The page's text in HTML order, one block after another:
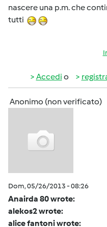
nascere una p.m. che
tutti
Accedi o
Anonimo (non verificato)
Dom, 05/26/2013 - 08:26
Anairda 80 wrote:
alekos2 wrote:
alice fantoni wrote: